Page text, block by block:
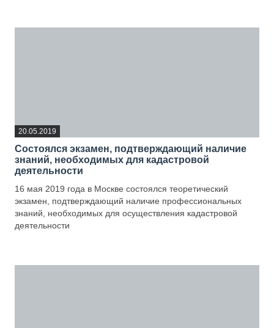
20.05.2019
Состоялся экзамен, подтверждающий наличие
знаний, необходимых для кадастровой
деятельности
16 мая 2019 года в Москве состоялся теоретический
экзамен, подтверждающий наличие профессиональных
знаний, необходимых для осуществления кадастровой
деятельности